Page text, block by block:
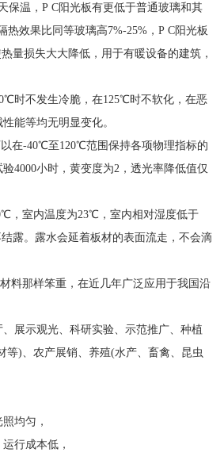
保温，P C阳光板有更低于普通玻璃和其
热效果比同等玻璃高7%-25%，P C阳光板
量损失大大降低，用于有暖设备的建筑，
时不发生冷脆，在125℃时不软化，在恶
能等均无明显变化。
在-40℃至120℃范围保持各项物理指标的
4000小时，黄变度为2，透光率降低值仅
，室内温度为23℃，室内相对湿度低于
露。露水会延着板材的表面流走，不会滴
料那样笨重，在近几年广泛应用于我国沿
展示观光、科研实验、示范推广、种植
等)、农产展销、养殖(水产、畜禽、昆虫
均匀，
行成本低，